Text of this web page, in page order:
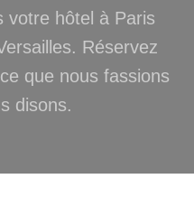
votre hôtel à Paris
Réservez
que nous fassions
disons.